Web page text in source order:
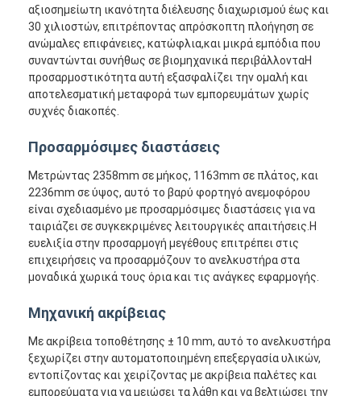
Βίντεο
Σχετικά με εμάς
Γύρος εργοστασίων
Ποιοτικός έλεγχος
επαφή
Νέα
Όλες οι περιπτώσεις
ιστολόγιο
Αυτοματοποιημένο οχήμα καθοδήγησης AGV
αξιοσημείωτη ικανότητα διέλευσης διαχωρισμού έως και
30 χιλιοστών, επιτρέποντας απρόσκοπτη πλοήγηση σε
ανώμαλες επιφάνειες, κατώφλια,και μικρά εμπόδια που
συναντώνται συνήθως σε βιομηχανικά περιβάλλονταΗ
προσαρμοστικότητα αυτή εξασφαλίζει την ομαλή και
αποτελεσματική μεταφορά των εμπορευμάτων χωρίς
συχνές διακοπές.
Προσαρμόσιμες διαστάσεις
Μετρώντας 2358mm σε μήκος, 1163mm σε πλάτος, και
2236mm σε ύψος, αυτό το βαρύ φορτηγό ανεμοφόρου
είναι σχεδιασμένο με προσαρμόσιμες διαστάσεις για να
ταιριάζει σε συγκεκριμένες λειτουργικές απαιτήσεις.Η
ευελιξία στην προσαρμογή μεγέθους επιτρέπει στις
επιχειρήσεις να προσαρμόζουν το ανελκυστήρα στα
μοναδικά χωρικά τους όρια και τις ανάγκες εφαρμογής.
Μηχανική ακρίβειας
Με ακρίβεια τοποθέτησης ± 10 mm, αυτό το ανελκυστήρα
ξεχωρίζει στην αυτοματοποιημένη επεξεργασία υλικών,
εντοπίζοντας και χειρίζοντας με ακρίβεια παλέτες και
εμπορεύματα για να μειώσει τα λάθη και να βελτιώσει την